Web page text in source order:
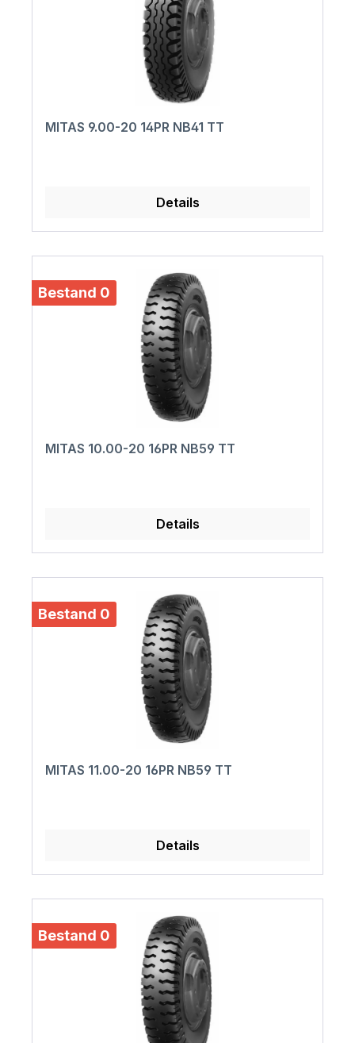
MITAS 9.00-20 14PR NB41 TT
Details
Bestand 0
MITAS 10.00-20 16PR NB59 TT
Details
Bestand 0
MITAS 11.00-20 16PR NB59 TT
Details
Bestand 0